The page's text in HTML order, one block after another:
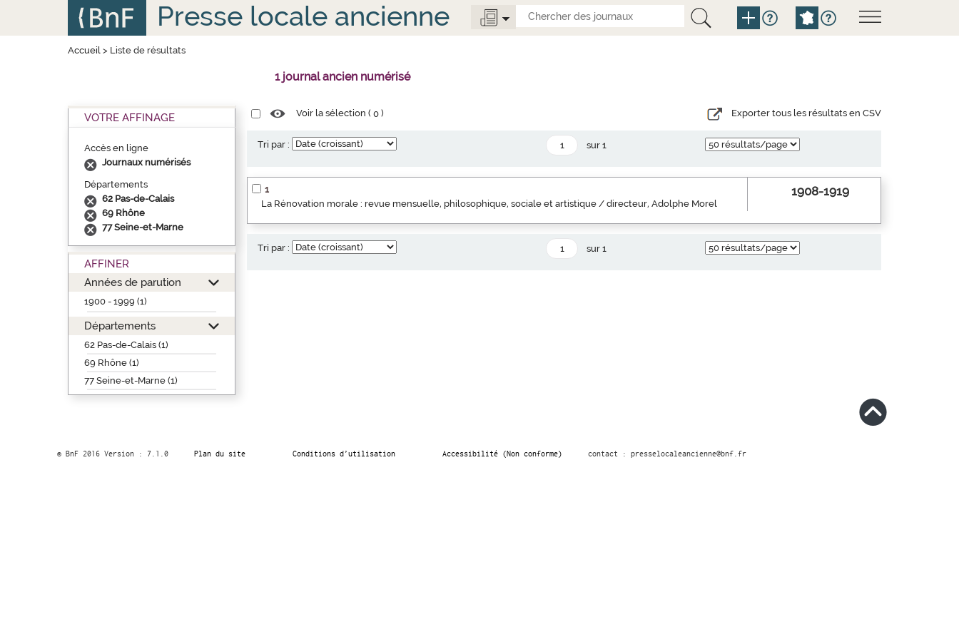
Presse locale ancienne
Accueil> Liste de résultats
1 journal ancien numérisé
VOTRE AFFINAGE
Accès en ligne
Journaux numérisés
Départements
62 Pas-de-Calais
69 Rhône
77 Seine-et-Marne
AFFINER
Années de parution
1900 - 1999 (1)
Départements
62 Pas-de-Calais (1)
69 Rhône (1)
77 Seine-et-Marne (1)
Voir la sélection (0 ) Exporter tous les résultats en CSV
Tri par : sur 1
1
La Rénovation morale : revue mensuelle, philosophique, sociale et artistique / directeur, Adolphe Morel
1908-1919
Tri par : sur 1
© BnF 2016 Version : 7.1.0 Plan du site Conditions d’utilisation Accessibilité (Non conforme) contact : presselocaleancienne@bnf.fr
Panneau de gestion des cookies